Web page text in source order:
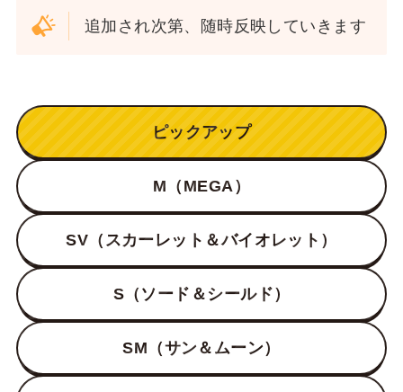
追加され次第、随時反映していきます
ピックアップ
M（MEGA）
SV（スカーレット＆バイオレット）
S（ソード＆シールド）
SM（サン＆ムーン）